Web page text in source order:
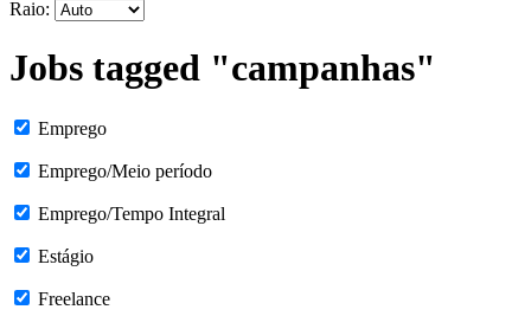
Raio:
Jobs tagged "campanhas"
Emprego
Emprego/Meio período
Emprego/Tempo Integral
Estágio
Freelance